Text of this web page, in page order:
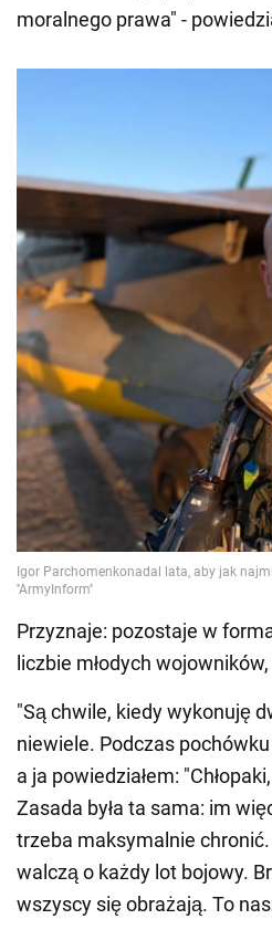
moralnego prawa" -
Przyznaje: pozostaje w
liczbie młodych
"Są chwile, kiedy wykonuję
niewiele. Podczas
a ja powiedziałem:
Zasada była ta sama: im
trzeba maksymalnie chronić.
walczą o każdy lot bojowy.
wszyscy się obrażają. To